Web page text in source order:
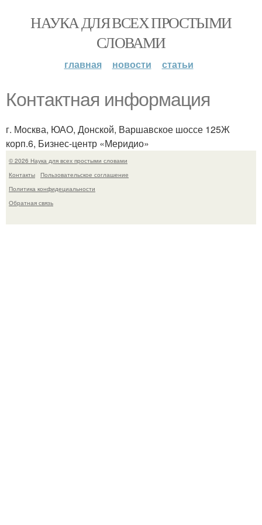
НАУКА ДЛЯ ВСЕХ ПРОСТЫМИ
СЛОВАМИ
главная новости статьи
Контактная информация
г. Москва, ЮАО, Донской, Варшавское шоссе 125Ж
корп.6, Бизнес-центр «Меридио»
© 2026 Наука для всех простыми словами
Контакты
Пользовательское соглашение
Политика конфидециальности
Обратная связь